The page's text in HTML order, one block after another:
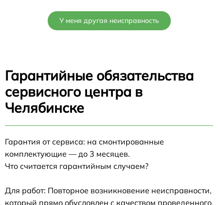
У меня другая неисправность
Гарантийные обязательства
сервисного центра в
Челябинске
Гарантия от сервиса: на смонтированные
комплектующие — до 3 месяцев.
Что считается гарантийным случаем?
Для работ: Повторное возникновение неисправности,
который прямо обусловлен с качеством проведенного